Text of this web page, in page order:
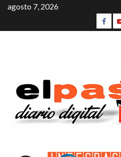
agosto 7, 2026